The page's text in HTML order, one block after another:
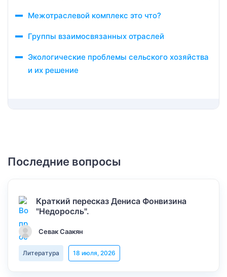
Межотраслевой комплекс это что?
Группы взаимосвязанных отраслей
Экологические проблемы сельского хозяйства
и их решение
Последние вопросы
Краткий пересказ Дениса Фонвизина
"Недоросль".
Севак Саакян
Литература 18 июля, 2026